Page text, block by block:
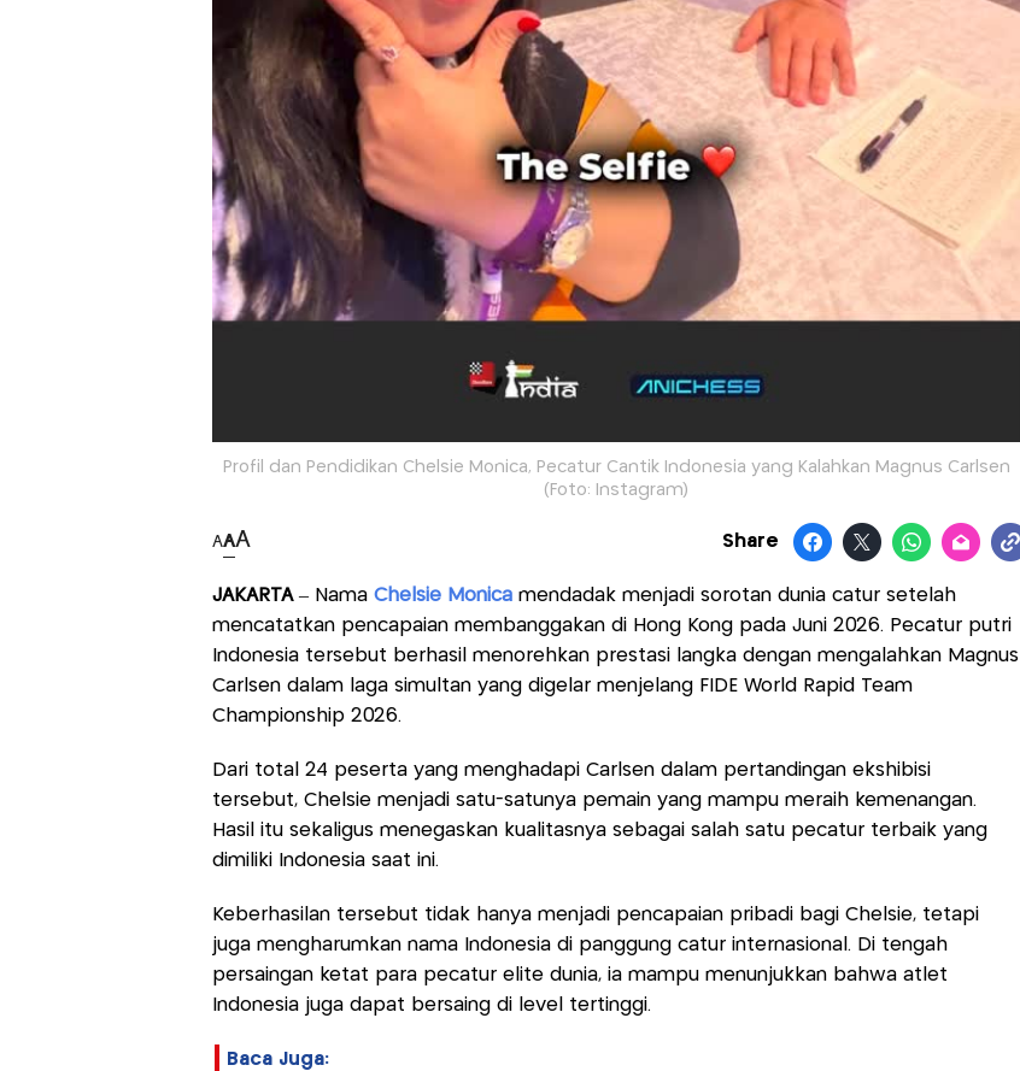
Profil dan Pendidikan Chelsie Monica, Pecatur Cantik Indonesia yang Kalahkan Magnus Carlsen
(Foto: Instagram)
AAA Share
JAKARTA– Nama Chelsie Monicamendadak menjadi sorotan dunia catur setelah
mencatatkan pencapaian membanggakan di Hong Kong pada Juni 2026. Pecatur putri
Indonesia tersebut berhasil menorehkan prestasi langka dengan mengalahkan Magnus
Carlsen dalam laga simultan yang digelar menjelang FIDE World Rapid Team
Championship 2026.
Dari total 24 peserta yang menghadapi Carlsen dalam pertandingan ekshibisi
tersebut, Chelsie menjadi satu-satunya pemain yang mampu meraih kemenangan.
Hasil itu sekaligus menegaskan kualitasnya sebagai salah satu pecatur terbaik yang
dimiliki Indonesia saat ini.
Keberhasilan tersebut tidak hanya menjadi pencapaian pribadi bagi Chelsie, tetapi
juga mengharumkan nama Indonesia di panggung catur internasional. Di tengah
persaingan ketat para pecatur elite dunia, ia mampu menunjukkan bahwa atlet
Indonesia juga dapat bersaing di level tertinggi.
Baca Juga: